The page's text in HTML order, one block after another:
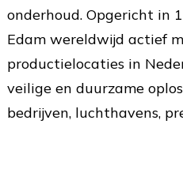
onderhoud. Opgericht in
Edam wereldwijd actief
productielocaties in
veilige en duurzame
bedrijven, luchthavens,